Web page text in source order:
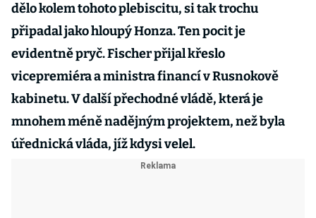
dělo kolem tohoto plebiscitu, si tak trochu
připadal jako hloupý Honza. Ten pocit je
evidentně pryč. Fischer přijal křeslo
vicepremiéra a ministra financí v Rusnokově
kabinetu. V další přechodné vládě, která je
mnohem méně nadějným projektem, než byla
úřednická vláda, jíž kdysi velel.